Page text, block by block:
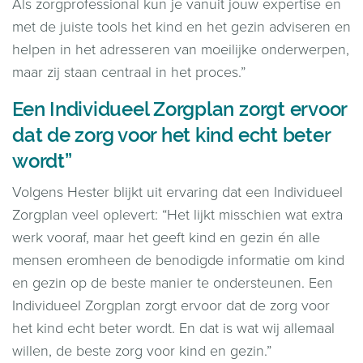
Als zorgprofessional kun je vanuit jouw expertise en
met de juiste tools het kind en het gezin adviseren en
helpen in het adresseren van moeilijke onderwerpen,
maar zij staan centraal in het proces.”
Een Individueel Zorgplan zorgt ervoor
dat de zorg voor het kind echt beter
wordt”
Volgens Hester blijkt uit ervaring dat een Individueel
Zorgplan veel oplevert: “Het lijkt misschien wat extra
werk vooraf, maar het geeft kind en gezin én alle
mensen eromheen de benodigde informatie om kind
en gezin op de beste manier te ondersteunen. Een
Individueel Zorgplan zorgt ervoor dat de zorg voor
het kind echt beter wordt. En dat is wat wij allemaal
willen, de beste zorg voor kind en gezin.”